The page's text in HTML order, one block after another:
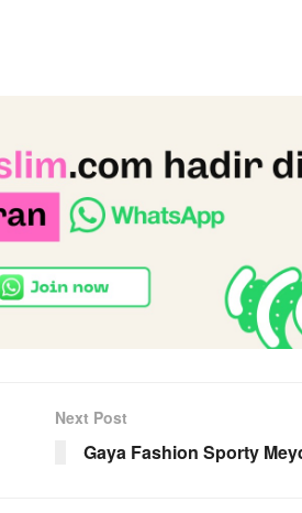
Next Post
Gaya Fashion Sporty